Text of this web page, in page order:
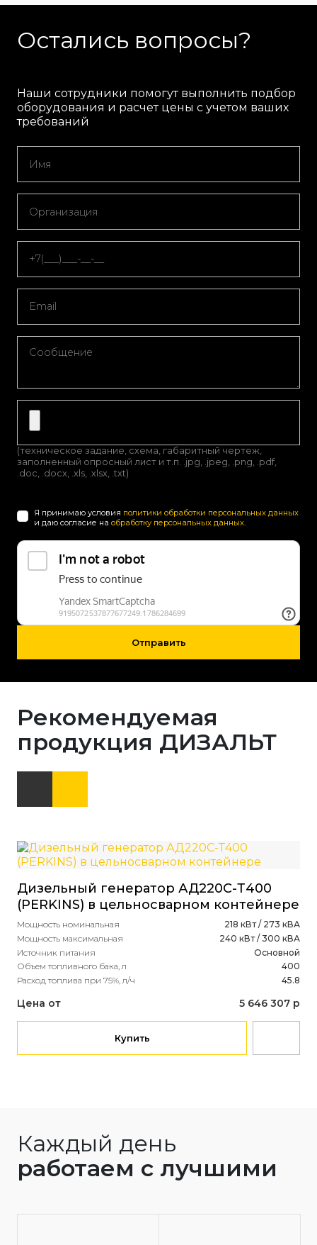
Остались вопросы?
Наши сотрудники помогут выполнить подбор
оборудования и расчет цены с учетом ваших
требований
(техническое задание, схема, габаритный чертеж,
заполненный опросный лист и т.п. .jpg, .jpeg, .png, .pdf,
.doc, .docx, .xls, .xlsx, .txt)
Я принимаю условия политики обработки персональных данных
и даю согласие на обработку персональных данных.
Отправить
Рекомендуемая
продукция ДИЗАЛЬТ
Дизельный генератор АД220С-Т400
(PERKINS) в цельносварном контейнере
Мощность номинальная
218 кВт / 273 кВА
Мощность максимальная
240 кВт / 300 кВА
Источник питания
Основной
Объем топливного бака, л
400
Расход топлива при 75%, л/ч
45.8
Цена от 5 646 307 р
Купить
Каждый день
работаем с лучшими